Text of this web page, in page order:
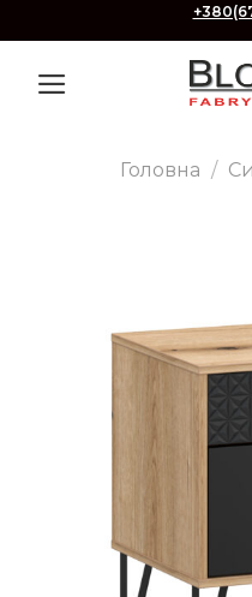
to
content
Головна /